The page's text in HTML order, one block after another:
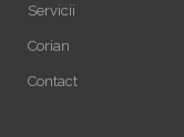
Servicii
Corian
Contact